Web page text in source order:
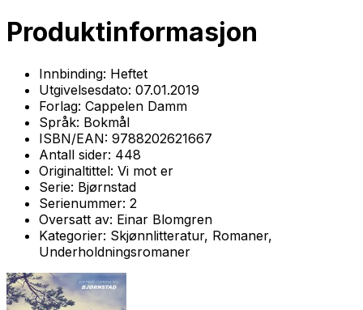
Produktinformasjon
Innbinding: Heftet
Utgivelsesdato: 07.01.2019
Forlag: Cappelen Damm
Språk: Bokmål
ISBN/EAN: 9788202621667
Antall sider: 448
Originaltittel: Vi mot er
Serie: Bjørnstad
Serienummer: 2
Oversatt av: Einar Blomgren
Kategorier: Skjønnlitteratur, Romaner,
Underholdningsromaner